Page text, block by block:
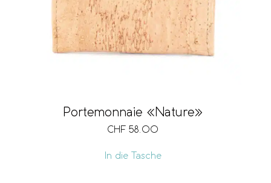
Portemonnaie «Nature»
CHF 58.00
In die Tasche